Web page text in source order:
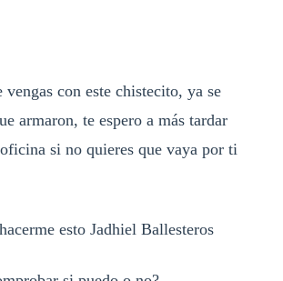
con este chistecito, ya se
armaron, te espero a más tardar
si no quieres que vaya por ti
esto Jadhiel Ballesteros